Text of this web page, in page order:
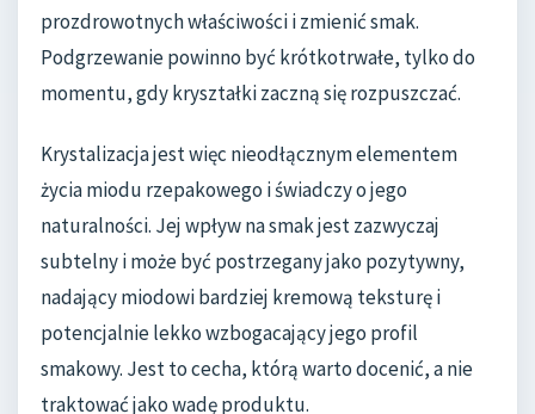
prozdrowotnych właściwości i zmienić smak.
Podgrzewanie powinno być krótkotrwałe, tylko do
momentu, gdy kryształki zaczną się rozpuszczać.
Krystalizacja jest więc nieodłącznym elementem
życia miodu rzepakowego i świadczy o jego
naturalności. Jej wpływ na smak jest zazwyczaj
subtelny i może być postrzegany jako pozytywny,
nadający miodowi bardziej kremową teksturę i
potencjalnie lekko wzbogacający jego profil
smakowy. Jest to cecha, którą warto docenić, a nie
traktować jako wadę produktu.